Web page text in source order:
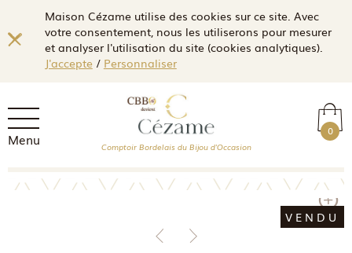
Maison Cézame utilise des cookies sur ce site. Avec
votre consentement, nous les utiliserons pour mesurer
et analyser l'utilisation du site (cookies analytiques).
J'accepte/ Personnaliser
Menu 0
Comptoir Bordelais du Bijou d'Occasion
VENDU